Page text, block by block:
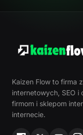
Kaizen Flow to firma
internetowych, SEO i
firmom i sklepom
internecie.